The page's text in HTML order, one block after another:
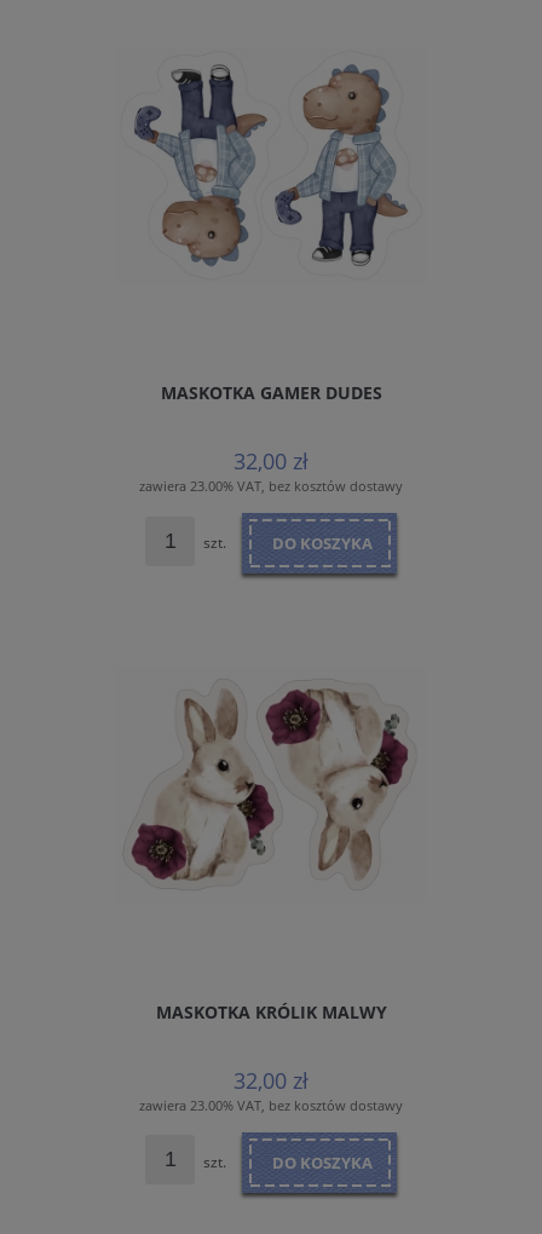
MASKOTKA GAMER DUDES
32,00 zł
zawiera 23.00% VAT, bez kosztów dostawy
szt. DO KOSZYKA
MASKOTKA KRÓLIK MALWY
32,00 zł
zawiera 23.00% VAT, bez kosztów dostawy
szt. DO KOSZYKA